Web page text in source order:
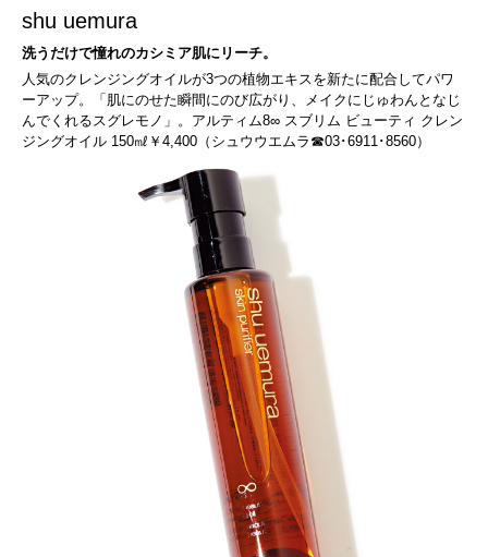
shu uemura
洗うだけで憧れのカシミア肌にリーチ。
人気のクレンジングオイルが3つの植物エキスを新たに配合してパワ
ーアップ。「肌にのせた瞬間にのび広がり、メイクにじゅわんとなじ
んでくれるスグレモノ」。アルティム8∞ スブリム ビューティ クレン
ジングオイル 150㎖￥4,400（シュウウエムラ☎03･6911･8560）